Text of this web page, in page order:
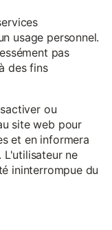
usage personnel.
pas
des fins
ou
site web pour
et en informera
L'utilisateur ne
ininterrompue du